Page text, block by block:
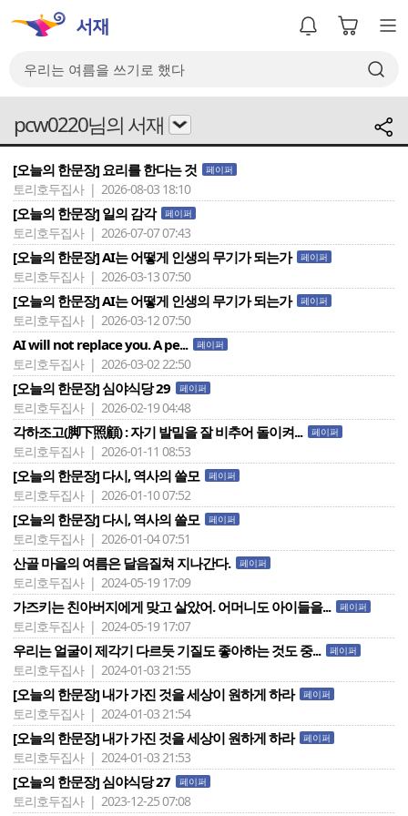
pcw0220님의 서재
[오늘의 한문장] 요리를 한다는 것 페이퍼
토리호두집사 | 2026-08-03 18:10
[오늘의 한문장] 일의 감각 페이퍼
토리호두집사 | 2026-07-07 07:43
[오늘의 한문장] AI는 어떻게 인생의 무기가 되는가 페이퍼
토리호두집사 | 2026-03-13 07:50
[오늘의 한문장] AI는 어떻게 인생의 무기가 되는가 페이퍼
토리호두집사 | 2026-03-12 07:50
AI will not replace you. A pe... 페이퍼
토리호두집사 | 2026-03-02 22:50
[오늘의 한문장] 심야식당 29 페이퍼
토리호두집사 | 2026-02-19 04:48
각하조고(脚下照顧) : 자기 발밑을 잘 비추어 돌이켜... 페이퍼
토리호두집사 | 2026-01-11 08:53
[오늘의 한문장] 다시, 역사의 쓸모 페이퍼
토리호두집사 | 2026-01-10 07:52
[오늘의 한문장] 다시, 역사의 쓸모 페이퍼
토리호두집사 | 2026-01-04 07:51
산골 마을의 여름은 달음질쳐 지나간다. 페이퍼
토리호두집사 | 2024-05-19 17:09
가즈키는 친아버지에게 맞고 살았어. 어머니도 아이들을... 페이퍼
토리호두집사 | 2024-05-19 17:07
우리는 얼굴이 제각기 다르듯 기질도 좋아하는 것도 중... 페이퍼
토리호두집사 | 2024-01-03 21:55
[오늘의 한문장] 내가 가진 것을 세상이 원하게 하라 페이퍼
토리호두집사 | 2024-01-03 21:54
[오늘의 한문장] 내가 가진 것을 세상이 원하게 하라 페이퍼
토리호두집사 | 2024-01-03 21:53
[오늘의 한문장] 심야식당 27 페이퍼
토리호두집사 | 2023-12-25 07:08